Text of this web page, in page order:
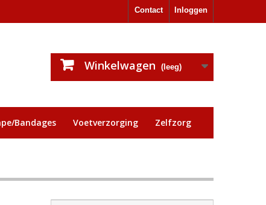
Inloggen
Contact
Winkelwagen (leeg)
Bandages Voetverzorging Zelfzorg